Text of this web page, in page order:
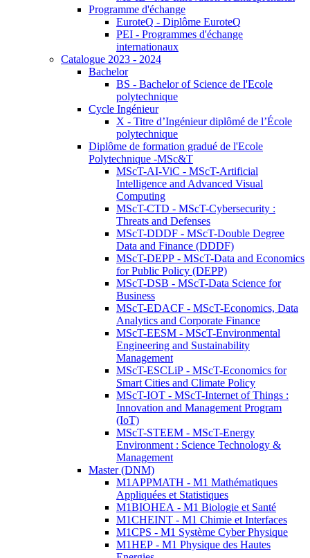
Programme d'échange
EuroteQ - Diplôme EuroteQ
PEI - Programmes d'échange
internationaux
Catalogue 2023 - 2024
Bachelor
BS - Bachelor of Science de l'Ecole
polytechnique
Cycle Ingénieur
X - Titre d’Ingénieur diplômé de l’École
polytechnique
Diplôme de formation gradué de l'Ecole
Polytechnique -MSc&T
MScT-AI-ViC - MScT-Artificial
Intelligence and Advanced Visual
Computing
MScT-CTD - MScT-Cybersecurity :
Threats and Defenses
MScT-DDDF - MScT-Double Degree
Data and Finance (DDDF)
MScT-DEPP - MScT-Data and Economics
for Public Policy (DEPP)
MScT-DSB - MScT-Data Science for
Business
MScT-EDACF - MScT-Economics, Data
Analytics and Corporate Finance
MScT-EESM - MScT-Environmental
Engineering and Sustainability
Management
MScT-ESCLiP - MScT-Economics for
Smart Cities and Climate Policy
MScT-IOT - MScT-Internet of Things :
Innovation and Management Program
(IoT)
MScT-STEEM - MScT-Energy
Environment : Science Technology &
Management
Master (DNM)
M1APPMATH - M1 Mathématiques
Appliquées et Statistiques
M1BIOHEA - M1 Biologie et Santé
M1CHEINT - M1 Chimie et Interfaces
M1CPS - M1 Système Cyber Physique
M1HEP - M1 Physique des Hautes